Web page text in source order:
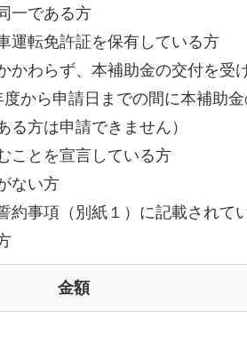
一である方
運転免許証を保有している方
かわらず、本補助金の交付を受
から申請日までの間に本補助
る方は申請できません）
ことを宣言している方
ない方
約事項（別紙１）に記載されて
金額